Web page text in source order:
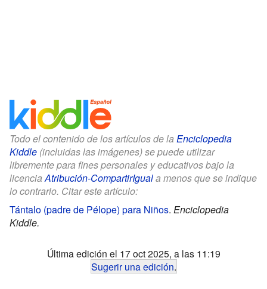
Todo el contenido de los artículos de la Enciclopedia
Kiddle (incluidas las imágenes) se puede utilizar
libremente para fines personales y educativos bajo la
licencia Atribución-CompartirIguala menos que se indique
lo contrario. Citar este artículo:
Tántalo (padre de Pélope) para Niños. Enciclopedia
Kiddle.
Última edición el 17 oct 2025, a las 11:19
Sugerir una edición.